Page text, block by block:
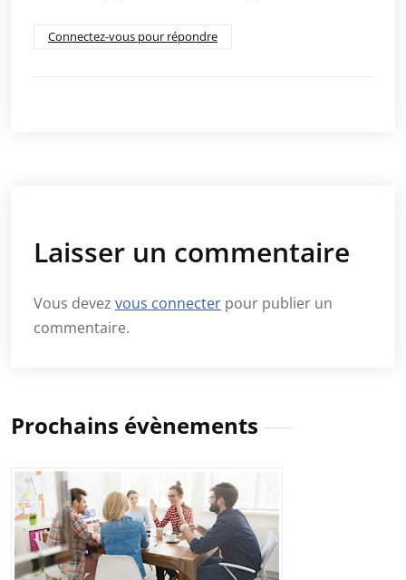
Connectez-vous pour répondre
Laisser un commentaire
Vous devez vous connecter pour publier un
commentaire.
Prochains évènements